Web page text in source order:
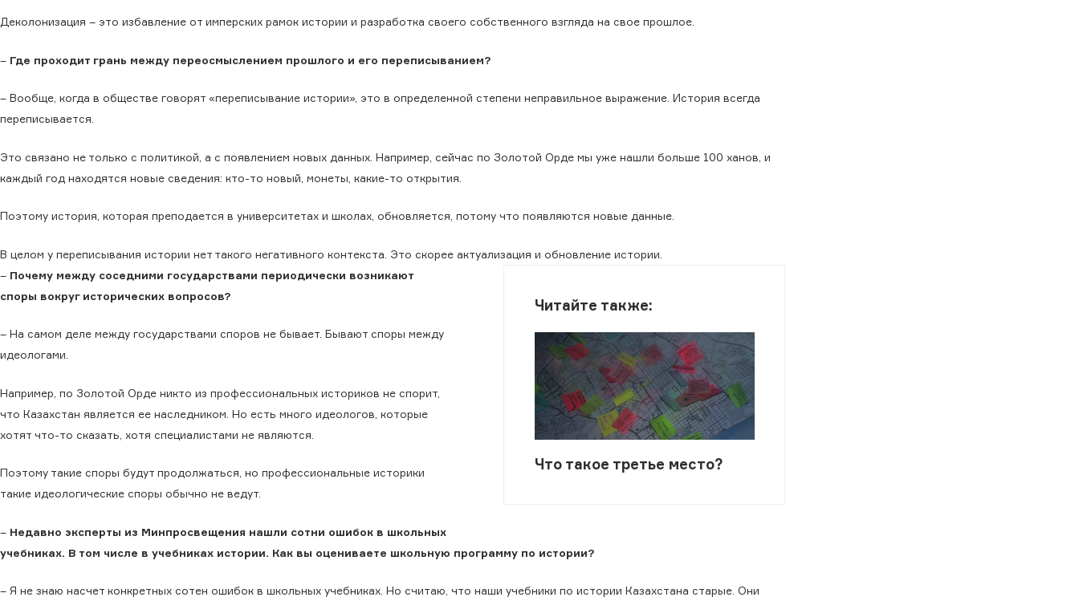
Деколонизация – это избавление от имперских рамок истории и разработка своего собственного взгляда на свое прошлое.
– Где проходит грань между переосмыслением прошлого и его переписыванием?
– Вообще, когда в обществе говорят «переписывание истории», это в определенной степени неправильное выражение. История всегда
переписывается.
Это связано не только с политикой, а с появлением новых данных. Например, сейчас по Золотой Орде мы уже нашли больше 100 ханов, и
каждый год находятся новые сведения: кто-то новый, монеты, какие-то открытия.
Поэтому история, которая преподается в университетах и школах, обновляется, потому что появляются новые данные.
В целом у переписывания истории нет такого негативного контекста. Это скорее актуализация и обновление истории.
Читайте также:
Что такое третье место?
– Почему между соседними государствами периодически возникают
споры вокруг исторических вопросов?
– На самом деле между государствами споров не бывает. Бывают споры между
идеологами.
Например, по Золотой Орде никто из профессиональных историков не спорит,
что Казахстан является ее наследником. Но есть много идеологов, которые
хотят что-то сказать, хотя специалистами не являются.
Поэтому такие споры будут продолжаться, но профессиональные историки
такие идеологические споры обычно не ведут.
– Недавно эксперты из Минпросвещения нашли сотни ошибок в школьных
учебниках. В том числе в учебниках истории. Как вы оцениваете школьную программу по истории?
– Я не знаю насчет конкретных сотен ошибок в школьных учебниках. Но считаю, что наши учебники по истории Казахстана старые. Они